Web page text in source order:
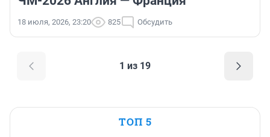
18 июля, 2026, 23:20 825 Обсудить
1 из 19
ТОП 5